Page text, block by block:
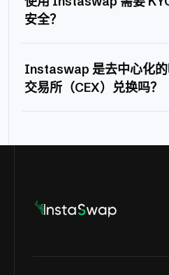
安全？
Instaswap 是去中心化
交易所（CEX）兑换吗？